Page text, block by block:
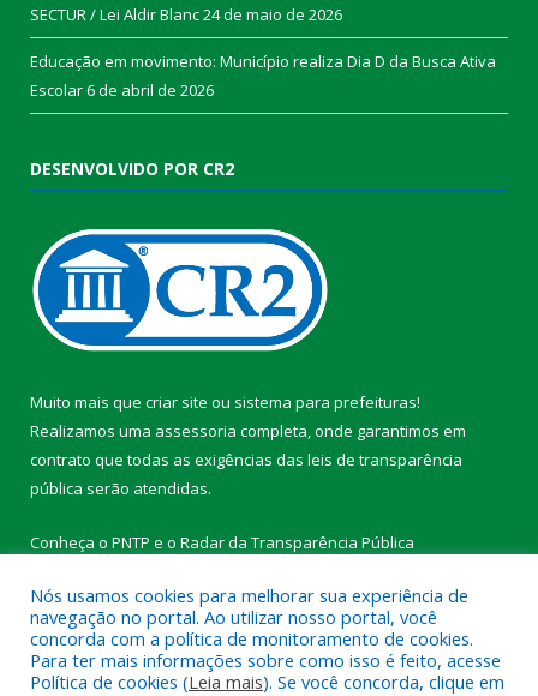
SECTUR / Lei Aldir Blanc24 de maio de 2026
Educação em movimento: Município realiza Dia D da Busca Ativa
Escolar6 de abril de 2026
DESENVOLVIDO POR CR2
Muito mais que criar site ou sistema para prefeituras!
Realizamos uma assessoria completa, onde garantimos em
contrato que todas as exigências das leis de transparência
pública serão atendidas.
Conheça o PNTP e o Radar da Transparência Pública
Todos os direitos reservados a Prefeitura Municipal de
Medicilândia.
Nós usamos cookies para melhorar sua experiência de
navegação no portal. Ao utilizar nosso portal, você
concorda com a política de monitoramento de cookies.
Para ter mais informações sobre como isso é feito, acesse
Política de cookies (Leia mais). Se você concorda, clique em